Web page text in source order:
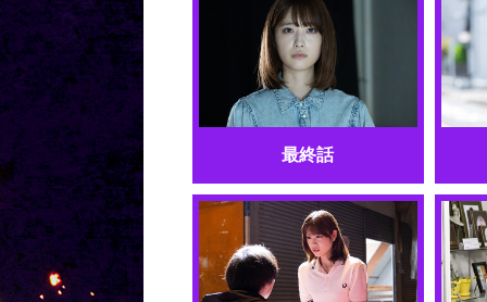
最終話